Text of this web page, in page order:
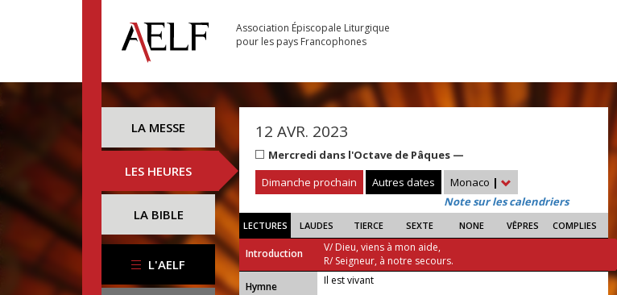
Association Épiscopale Liturgique
pour les pays Francophones
LA MESSE
LES HEURES
LA BIBLE
L'AELF
12 AVR. 2023
Mercredi dans l'Octave de Pâques —
Dimanche prochain
Autres dates Monaco |
Note sur les calendriers
LECTURES LAUDES TIERCE SEXTE NONE VÊPRES COMPLIES
Introduction
V/ Dieu, viens à mon aide,
R/ Seigneur, à notre secours.
...
Hymne Il est vivant